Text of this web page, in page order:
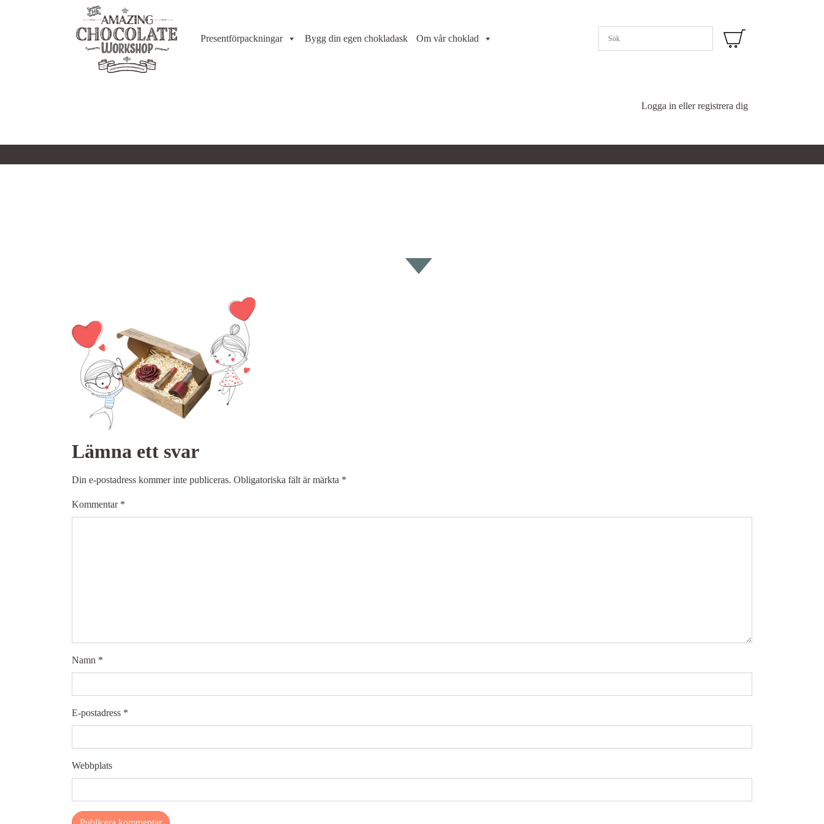
Presentförpackningar Bygg din egen chokladask Om vår choklad
Logga in eller registrera dig
Lämna ett svar
Din e-postadress kommer inte publiceras. Obligatoriska fält är märkta *
Kommentar *
Namn *
E-postadress *
Webbplats